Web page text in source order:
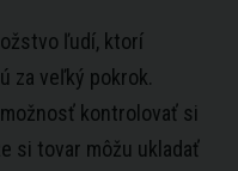
ľudí, ktorí
za veľký pokrok.
kontrolovať si
si tovar môžu ukladať